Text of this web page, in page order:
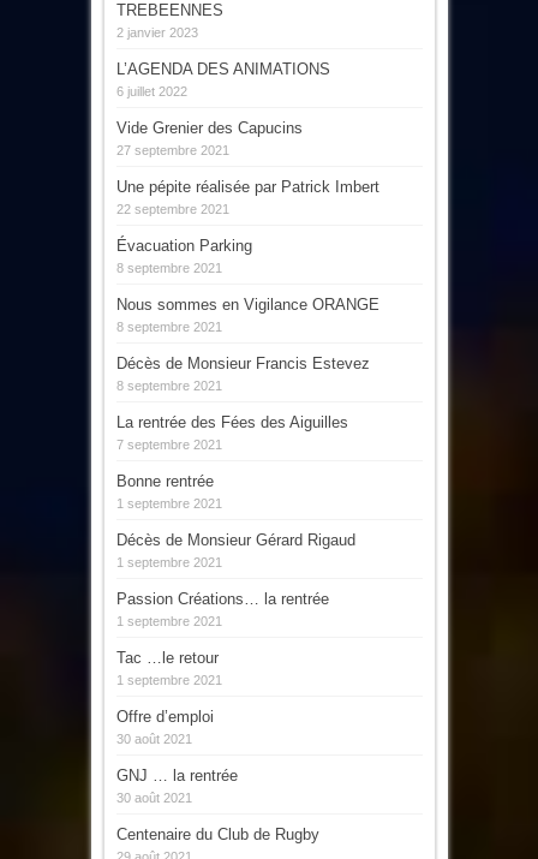
TREBEENNES
2 janvier 2023
L’AGENDA DES ANIMATIONS
6 juillet 2022
Vide Grenier des Capucins
27 septembre 2021
Une pépite réalisée par Patrick Imbert
22 septembre 2021
Évacuation Parking
8 septembre 2021
Nous sommes en Vigilance ORANGE
8 septembre 2021
Décès de Monsieur Francis Estevez
8 septembre 2021
La rentrée des Fées des Aiguilles
7 septembre 2021
Bonne rentrée
1 septembre 2021
Décès de Monsieur Gérard Rigaud
1 septembre 2021
Passion Créations… la rentrée
1 septembre 2021
Tac …le retour
1 septembre 2021
Offre d’emploi
30 août 2021
GNJ … la rentrée
30 août 2021
Centenaire du Club de Rugby